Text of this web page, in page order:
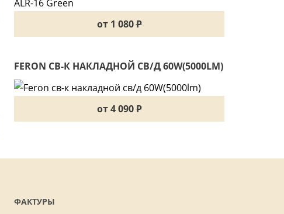
от 1 080P
FERON СВ-К НАКЛАДНОЙ СВ/Д 60W(5000LM)
от 4 090P
ФАКТУРЫ